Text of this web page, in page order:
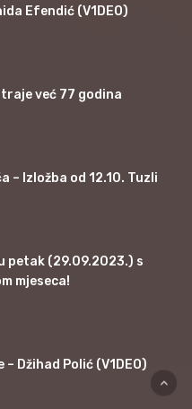
Efendić (V1DEO)
traje već 77 godina
– Izložba od 12.10. Tuzli
petak (29.09.2023.) s
mjeseca!
Džihad Polić (V1DEO)